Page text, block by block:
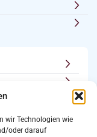
wir Technologien wie
oder darauf